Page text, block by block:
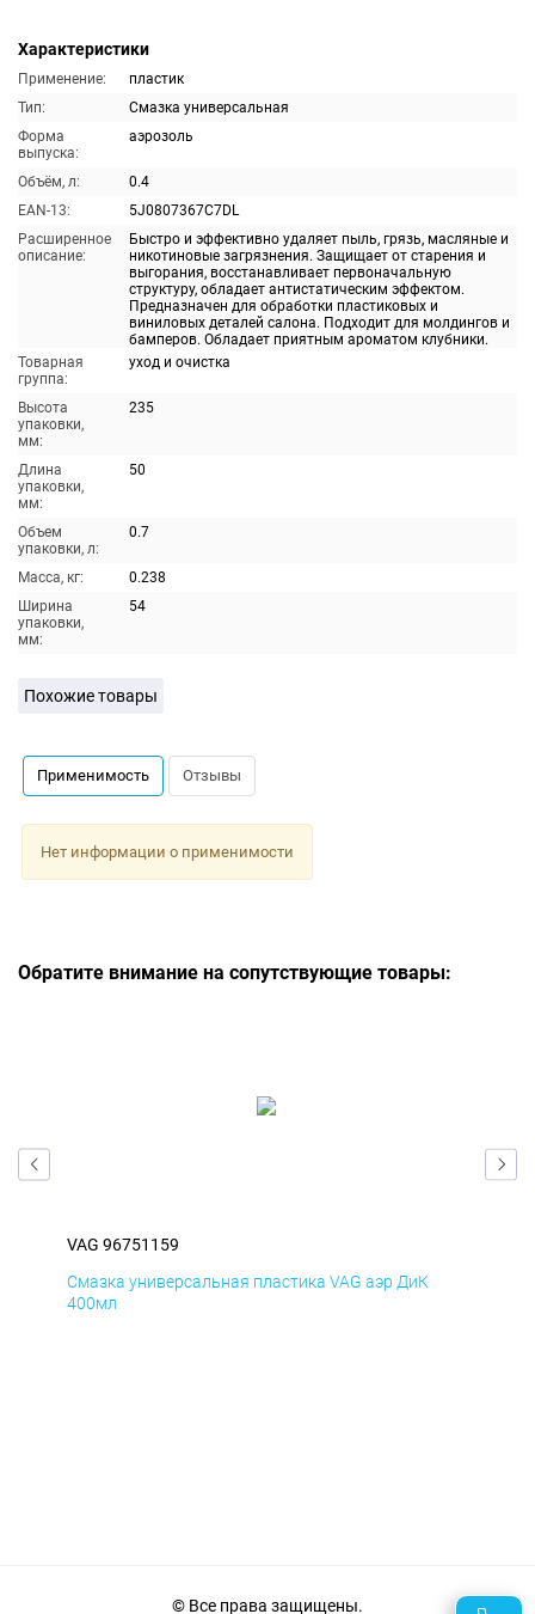
Характеристики
Применение:
пластик
Тип:
Смазка универсальная
Форма
выпуска:
аэрозоль
Объём, л:
0.4
EAN-13:
5J0807367C7DL
Расширенное
описание:
Быстро и эффективно удаляет пыль, грязь, масляные и
никотиновые загрязнения. Защищает от старения и
выгорания, восстанавливает первоначальную
структуру, обладает антистатическим эффектом.
Предназначен для обработки пластиковых и
виниловых деталей салона. Подходит для молдингов и
бамперов. Обладает приятным ароматом клубники.
Товарная
группа:
уход и очистка
Высота
упаковки,
мм:
235
Длина
упаковки,
мм:
50
Объем
упаковки, л:
0.7
Масса, кг:
0.238
Ширина
упаковки,
мм:
54
Похожие товары
Применимость Отзывы
Нет информации о применимости
Обратите внимание на сопутствующие товары:
VAG 96751159
Смазка универсальная пластика VAG аэр ДиК
400мл
© Все права защищены.